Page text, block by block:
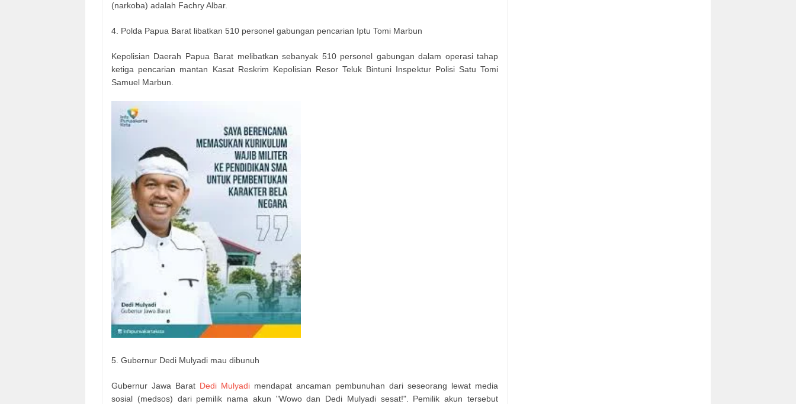
(narkoba) adalah Fachry Albar.
4. Polda Papua Barat libatkan 510 personel gabungan pencarian Iptu Tomi Marbun
Kepolisian Daerah Papua Barat melibatkan sebanyak 510 personel gabungan dalam operasi tahap
ketiga pencarian mantan Kasat Reskrim Kepolisian Resor Teluk Bintuni Inspektur Polisi Satu Tomi
Samuel Marbun.
5. Gubernur Dedi Mulyadi mau dibunuh
Gubernur Jawa Barat Dedi Mulyadi mendapat ancaman pembunuhan dari seseorang lewat media
sosial (medsos) dari pemilik nama akun "Wowo dan Dedi Mulyadi sesat!". Pemilik akun tersebut